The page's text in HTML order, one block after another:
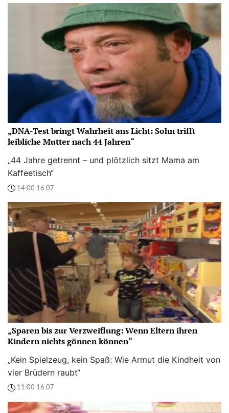
„DNA-Test bringt Wahrheit ans Licht: Sohn trifft
leibliche Mutter nach 44 Jahren“
„44 Jahre getrennt – und plötzlich sitzt Mama am
Kaffeetisch“
14:00 16.07
„Sparen bis zur Verzweiflung: Wenn Eltern ihren
Kindern nichts gönnen können“
„Kein Spielzeug, kein Spaß: Wie Armut die Kindheit von
vier Brüdern raubt“
11:00 16.07